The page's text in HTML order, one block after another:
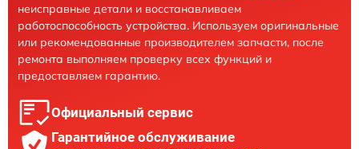
неисправные детали и восстанавливаем
работоспособность устройства. Используем оригинальные
или рекомендованные производителем запчасти, после
ремонта выполняем проверку всех функций и
предоставляем гарантию.
Официальный сервис
Гарантийное обслуживание